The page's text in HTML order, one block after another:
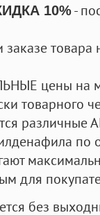
10%-
заказе
цены на
товарного
по
для
без